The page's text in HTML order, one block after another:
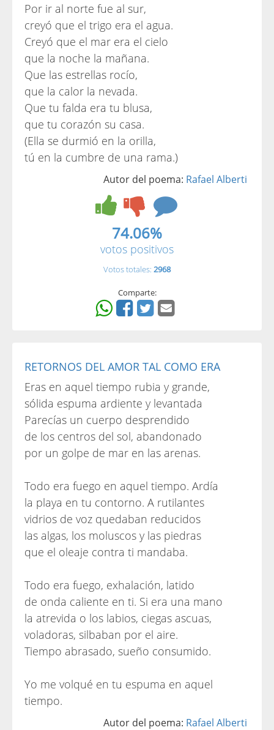
Por ir al norte fue al sur,
creyó que el trigo era el agua.
Creyó que el mar era el cielo
que la noche la mañana.
Que las estrellas rocío,
que la calor la nevada.
Que tu falda era tu blusa,
que tu corazón su casa.
(Ella se durmió en la orilla,
tú en la cumbre de una rama.)
Autor del poema: Rafael Alberti
74.06%
votos positivos
Votos totales: 2968
Comparte:
RETORNOS DEL AMOR TAL COMO ERA
Eras en aquel tiempo rubia y grande,
sólida espuma ardiente y levantada
Parecías un cuerpo desprendido
de los centros del sol, abandonado
por un golpe de mar en las arenas.
Todo era fuego en aquel tiempo. Ardía
la playa en tu contorno. A rutilantes
vidrios de voz quedaban reducidos
las algas, los moluscos y las piedras
que el oleaje contra ti mandaba.
Todo era fuego, exhalación, latido
de onda caliente en ti. Si era una mano
la atrevida o los labios, ciegas ascuas,
voladoras, silbaban por el aire.
Tiempo abrasado, sueño consumido.
Yo me volqué en tu espuma en aquel
tiempo.
Autor del poema: Rafael Alberti